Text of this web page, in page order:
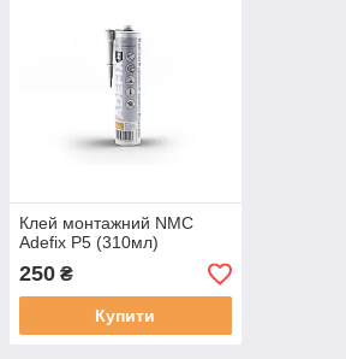
Клей монтажний NMC
Adefix P5 (310мл)
250 ₴
Купити